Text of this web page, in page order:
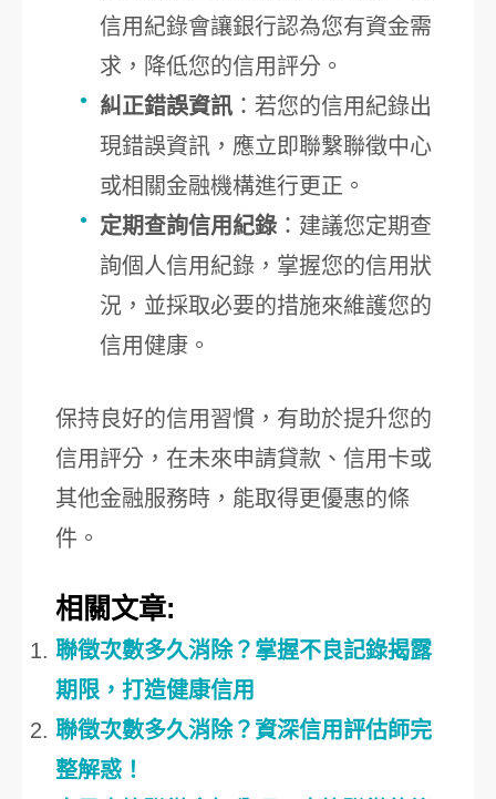
信用紀錄會讓銀行認為您有資金需
求，降低您的信用評分。
糾正錯誤資訊 ：若您的信用紀錄出
現錯誤資訊，應立即聯繫聯徵中心
或相關金融機構進行更正。
定期查詢信用紀錄 ：建議您定期查
詢個人信用紀錄，掌握您的信用狀
況，並採取必要的措施來維護您的
信用健康。
保持良好的信用習慣，有助於提升您的
信用評分，在未來申請貸款、信用卡或
其他金融服務時，能取得更優惠的條
件。
相關文章:
聯徵次數多久消除？掌握不良記錄揭露
期限，打造健康信用
聯徵次數多久消除？資深信用評估師完
整解惑！